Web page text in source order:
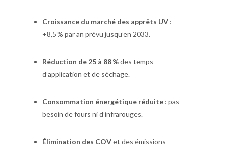
Croissance du marché des apprêts UV :
+8,5 % par an prévu jusqu’en 2033.
Réduction de 25 à 88 %des temps
d’application et de séchage.
Consommation énergétique réduite : pas
besoin de fours ni d’infrarouges.
Élimination des COVet des émissions